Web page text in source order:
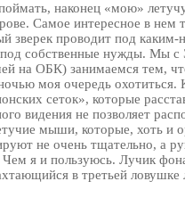
наконец «мою»
Самое интересное в нем
зверек проводит под
собственные нужды. Мы с
на ОБК) занимаемся тем,
моя очередь
сеток», которые
видения не позволяет
мыши, которые, хоть и
не очень тщательно, а
Чем я и пользуюсь. Лучик
в третьей